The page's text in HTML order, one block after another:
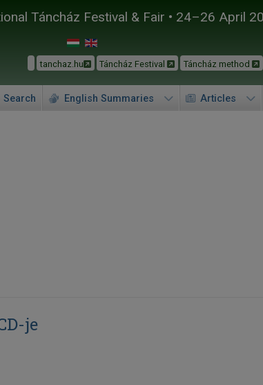
Táncház Festival & Fair • 24–26 April
tanchaz.hu Táncház Festival Táncház method
Search English Summaries Articles
je